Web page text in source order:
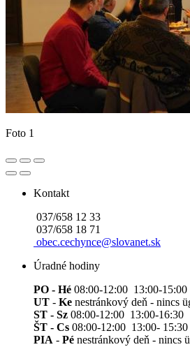
Foto 1
Kontakt
037/658 12 33
037/658 18 71
obec.cechynce@slovanet.sk
Úradné hodiny
PO - Hé 08:00-12:00 13:00-15:00
UT - Ke nestránkový deň - nincs
ST - Sz 08:00-12:00 13:00-16:30
ŠT - Cs 08:00-12:00 13:00- 15:30
PIA - Pé nestránkový deň - nincs